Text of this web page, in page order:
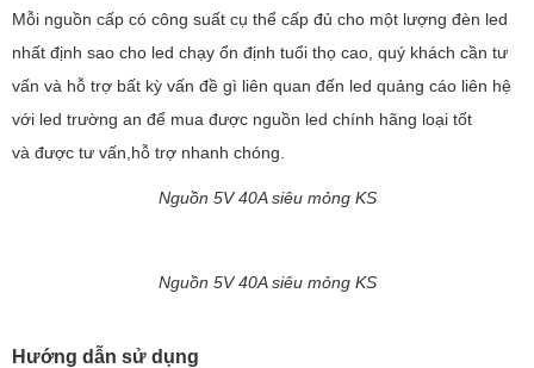
Mỗi nguồn cấp có công suất cụ thể cấp đủ cho một lượng đèn led
nhất định sao cho led chạy ổn định tuổi thọ cao, quý khách cần tư
vấn và hỗ trợ bất kỳ vấn đề gì liên quan đến led quảng cáo liên hệ
với led trường an để mua được nguồn led chính hãng loại tốt
và được tư vấn,hỗ trợ nhanh chóng.
Nguồn 5V 40A siêu mỏng KS
Nguồn 5V 40A siêu mỏng KS
Hướng dẫn sử dụng